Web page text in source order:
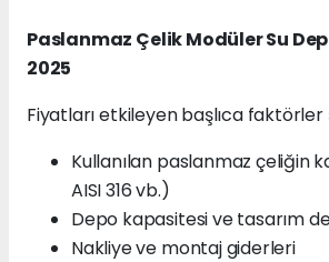
Paslanmaz Çelik Modüler Su
2025
Fiyatları etkileyen başlıca faktörler
Kullanılan paslanmaz çeliğin
AISI 316 vb.)
Depo kapasitesi ve tasarım
Nakliye ve montaj giderleri